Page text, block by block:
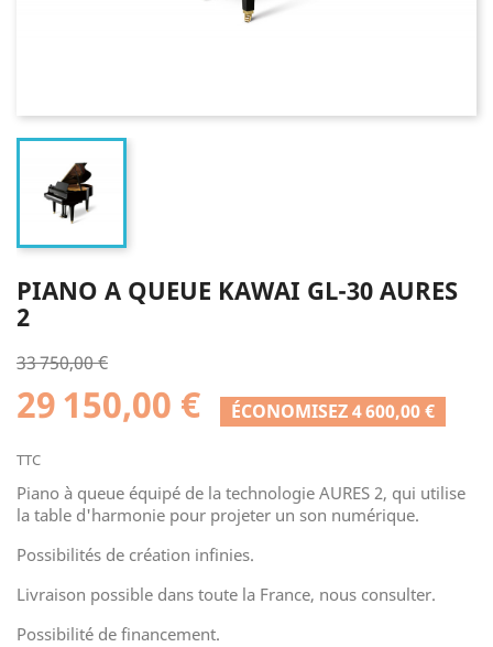
PIANO A QUEUE KAWAI GL-30 AURES
2
33 750,00 €
29 150,00 € ÉCONOMISEZ 4 600,00 €
TTC
Piano à queue équipé de la technologie AURES 2, qui utilise
la table d'harmonie pour projeter un son numérique.
Possibilités de création infinies.
Livraison possible dans toute la France, nous consulter.
Possibilité de financement.